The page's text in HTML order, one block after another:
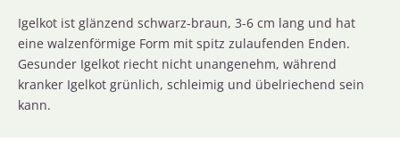
Igelkot ist glänzend schwarz-braun, 3-6 cm lang und hat
eine walzenförmige Form mit spitz zulaufenden Enden.
Gesunder Igelkot riecht nicht unangenehm, während
kranker Igelkot grünlich, schleimig und übelriechend sein
kann.